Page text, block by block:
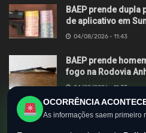
BAEP prende
de aplicativo em
04/08/2026 - 11:43
BAEP prende
fogo na Rodovia
04/08/2026 - 11:37
BAEP e MPSP
contra roubos de
OCORRÊNCIA
As informações saem primeiro